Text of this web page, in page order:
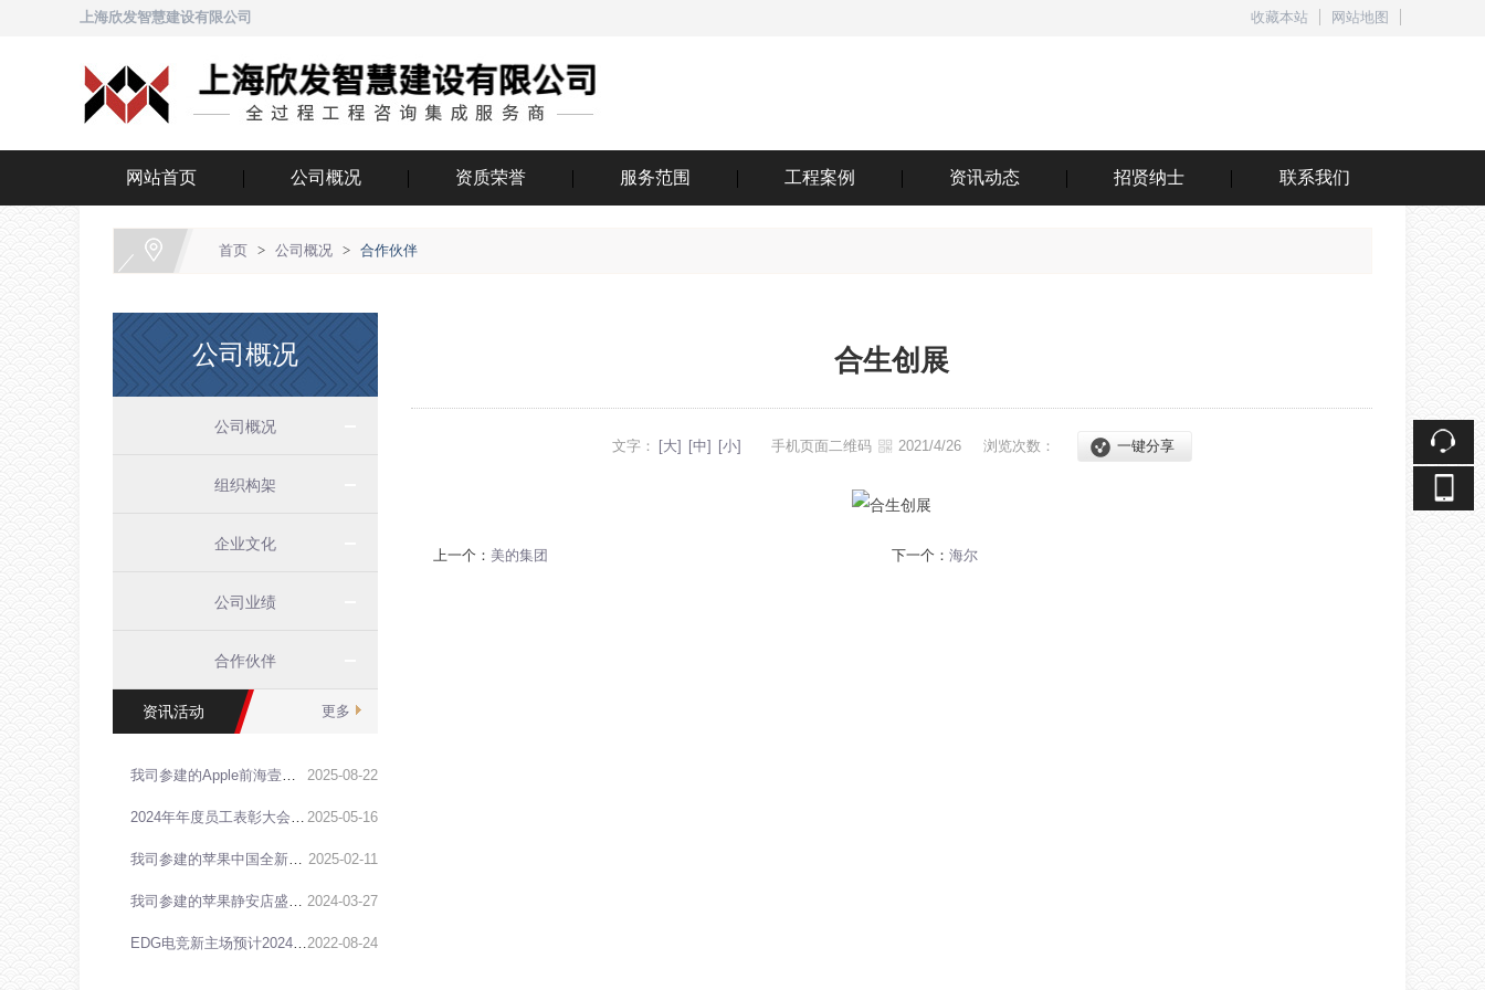
上海欣发智慧建设有限公司 收藏本站 网站地图
网站首页 公司概况 资质荣誉 服务范围 工程案例 资讯动态 招贤纳士 联系我们
首页 > 公司概况 > 合作伙伴
公司概况
公司概况
组织构架
企业文化
公司业绩
合作伙伴
更多
资讯活动
2025-08-22
我司参建的Apple前海壹方城零售店，正式开业！
2025-05-16
2024年年度员工表彰大会于近期在我司会议室盛大召开
2025-02-11
我司参建的苹果中国全新零售店，正式开业！
2024-03-27
我司参建的苹果静安店盛大开幕
2022-08-24
EDG电竞新主场预计2024年初竣工，独家探访看这里！
合生创展
文字： [大] [中] [小] 手机页面二维码 2021/4/26 浏览次数： 一键分享
上一个： 美的集团 下一个： 海尔